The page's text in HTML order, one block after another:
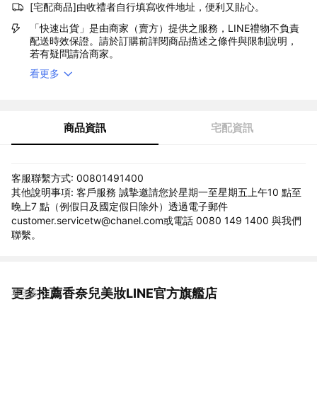
[宅配商品]由收禮者自行填寫收件地址，便利又貼心。
「快速出貨」是由商家（賣方）提供之服務，LINE禮物不負責
配送時效保證。請於訂購前詳閱商品描述之條件與限制說明，
若有疑問請洽商家。
看更多
商品資訊 宅配資訊
客服聯繫方式: 00801491400
其他說明事項: 客戶服務 誠摯邀請您於星期一至星期五上午10 點至
晚上7 點（例假日及國定假日除外）透過電子郵件
customer.servicetw@chanel.com或電話 0080 149 1400 與我們
聯繫。
更多推薦香奈兒美妝LINE官方旗艦店
看更多